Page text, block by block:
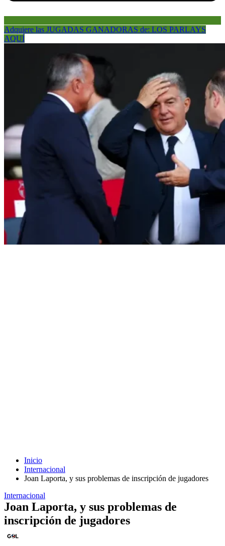
Adquiere las JUGADAS GANADORAS de: LOS PARLAYS
AQUÍ
Inicio
Internacional
Joan Laporta, y sus problemas de inscripción de jugadores
Internacional
Joan Laporta, y sus problemas de
inscripción de jugadores